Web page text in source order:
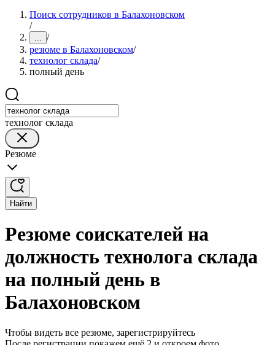
Поиск сотрудников в Балахоновском
/
... /
резюме в Балахоновском/
технолог склада/
полный день
технолог склада
Резюме
Найти
Резюме соискателей на
должность технолога склада
на полный день в
Балахоновском
Чтобы видеть все резюме, зарегистрируйтесь